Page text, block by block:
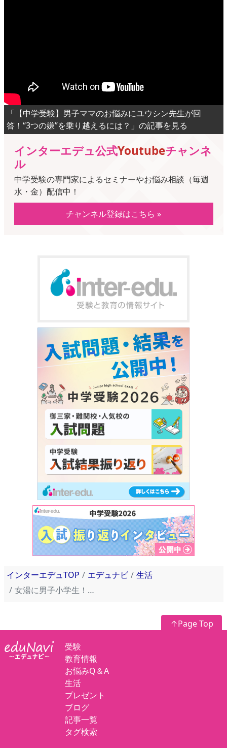
「【中学受験】男子ママのお悩みにユウシン先生が回
答！“3つの嫌”を乗り越えるには？」の記事を見る
インターエデュ公式Youtubeチャンネ
ル
中学受験の専門家によるセミナーやお悩み相談（毎週
水・金）配信中！
チャンネル登録はこちら »
インターエデュTOP エデュナビ
生活
女湯に男子小学生！？温泉で遭遇した驚きの光景…何年生まで許せますか？
↑Page Top
受験
教育情報
お悩みQ＆A
生活
プレゼント
ブログ
記事一覧
タグ検索